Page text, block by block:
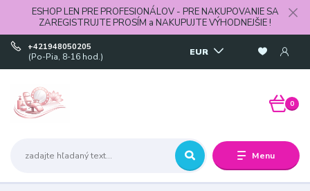
ESHOP LEN PRE PROFESIONÁLOV - PRE NAKUPOVANIE SA
ZAREGISTRUJTE PROSÍM a NAKUPUJTE VÝHODNEJŠIE !
Menu
EUR
+421948050205
(Po-Pia, 8-16 hod.)
0